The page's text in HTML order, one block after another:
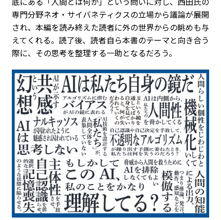
専門分野ネオ・サイバネティクスの立場から議論が展開
され、本編を読み終えた読者に外の世界からの眺めも与
えてくれる。読了後、読者自ら本書のテーマと向き合う
際に、その思考を整理する一助となるだろう。